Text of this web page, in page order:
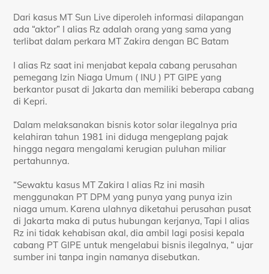
Dari kasus MT Sun Live diperoleh informasi dilapangan
ada “aktor” I alias Rz adalah orang yang sama yang
terlibat dalam perkara MT Zakira dengan BC Batam
I alias Rz saat ini menjabat kepala cabang perusahan
pemegang Izin Niaga Umum ( INU ) PT GIPE yang
berkantor pusat di Jakarta dan memiliki beberapa cabang
di Kepri.
Dalam melaksanakan bisnis kotor solar ilegalnya pria
kelahiran tahun 1981 ini diduga mengeplang pajak
hingga negara mengalami kerugian puluhan miliar
pertahunnya.
“Sewaktu kasus MT Zakira I alias Rz ini masih
menggunakan PT DPM yang punya yang punya izin
niaga umum. Karena ulahnya diketahui perusahan pusat
di Jakarta maka di putus hubungan kerjanya, Tapi I alias
Rz ini tidak kehabisan akal, dia ambil lagi posisi kepala
cabang PT GIPE untuk mengelabui bisnis ilegalnya, “ ujar
sumber ini tanpa ingin namanya disebutkan.